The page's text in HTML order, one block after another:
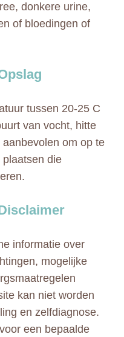
donkere urine,
of bloedingen of
tussen 20-25 C
van vocht, hitte
om op te
die
informatie over
mogelijke
kan niet worden
en zelfdiagnose.
een bepaalde